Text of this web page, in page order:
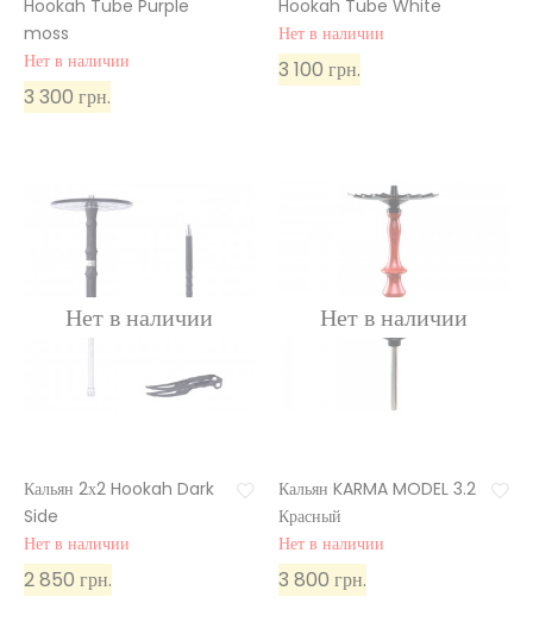
Hookah Tube Purple
moss
Нет в наличии
3 300 грн.
Hookah Tube White
Нет в наличии
3 100 грн.
Кальян 2х2 Hookah Dark
Side
Нет в наличии
2 850 грн.
Кальян KARMA MODEL 3.2
Красный
Нет в наличии
3 800 грн.